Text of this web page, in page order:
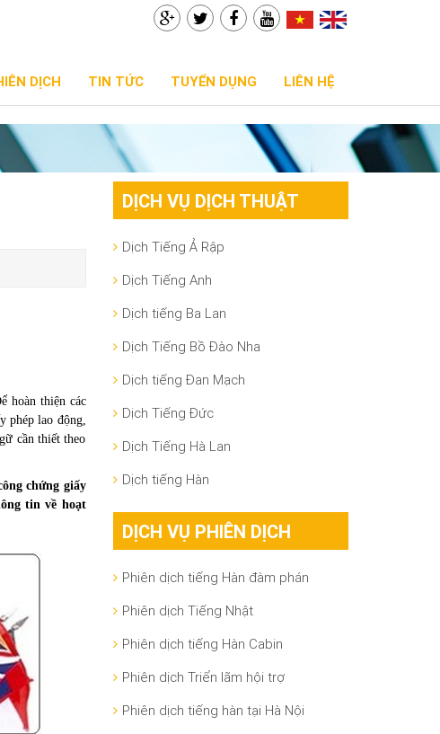
DỊCH TIN TỨC TUYỂN DỤNG LIÊN HỆ
hoàn thiện các
phép lao động,
cần thiết theo
chứng giấy
tin về hoạt
DỊCH VỤ DỊCH THUẬT
Dịch Tiếng Ả Rập
Dịch Tiếng Anh
Dịch tiếng Ba Lan
Dịch Tiếng Bồ Đào Nha
Dịch tiếng Đan Mạch
Dịch Tiếng Đức
Dịch Tiếng Hà Lan
Dịch tiếng Hàn
DỊCH VỤ PHIÊN DỊCH
Phiên dịch tiếng Hàn đàm phán
Phiên dịch Tiếng Nhật
Phiên dịch tiếng Hàn Cabin
Phiên dịch Triển lãm hội trợ
Phiên dịch tiếng hàn tại Hà Nội